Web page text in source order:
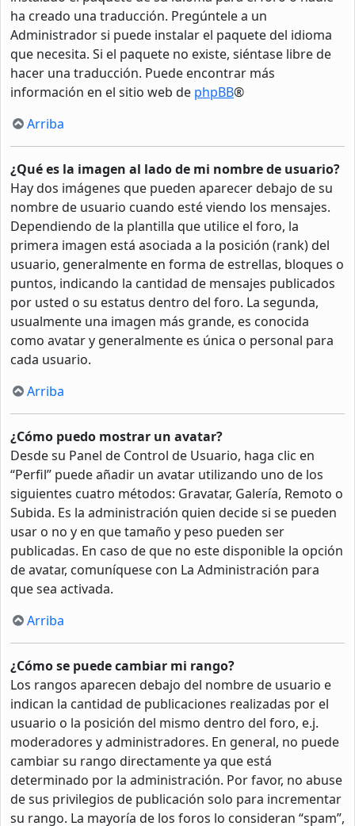
ha creado una traducción. Pregúntele a un
Administrador si puede instalar el paquete del idioma
que necesita. Si el paquete no existe, siéntase libre de
hacer una traducción. Puede encontrar más
información en el sitio web de phpBB®
Arriba
¿Qué es la imagen al lado de mi nombre de usuario?
Hay dos imágenes que pueden aparecer debajo de su
nombre de usuario cuando esté viendo los mensajes.
Dependiendo de la plantilla que utilice el foro, la
primera imagen está asociada a la posición (rank) del
usuario, generalmente en forma de estrellas, bloques o
puntos, indicando la cantidad de mensajes publicados
por usted o su estatus dentro del foro. La segunda,
usualmente una imagen más grande, es conocida
como avatar y generalmente es única o personal para
cada usuario.
Arriba
¿Cómo puedo mostrar un avatar?
Desde su Panel de Control de Usuario, haga clic en
“Perfil” puede añadir un avatar utilizando uno de los
siguientes cuatro métodos: Gravatar, Galería, Remoto o
Subida. Es la administración quien decide si se pueden
usar o no y en que tamaño y peso pueden ser
publicadas. En caso de que no este disponible la opción
de avatar, comuníquese con La Administración para
que sea activada.
Arriba
¿Cómo se puede cambiar mi rango?
Los rangos aparecen debajo del nombre de usuario e
indican la cantidad de publicaciones realizadas por el
usuario o la posición del mismo dentro del foro, e.j.
moderadores y administradores. En general, no puede
cambiar su rango directamente ya que está
determinado por la administración. Por favor, no abuse
de sus privilegios de publicación solo para incrementar
su rango. La mayoría de los foros lo consideran “spam”,